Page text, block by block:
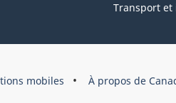
Transport
mobiles À propos de